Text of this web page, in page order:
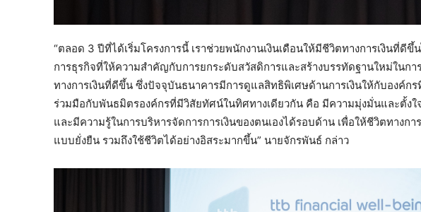
“ตลอด 3 ปีที่ได้เริ่มโครงการนี้ เราช่วยพนักงานเงินเดือนให้มีชีวิตทางการเงินที่ดี
การธุรกิจที่ให้ความสำคัญกับการยกระดับสวัสดิการและสร้างบรรทัดฐานใหม่ในกา
ทางการเงินที่ดีขึ้น ซึ่งปัจจุบันธนาคารมีการดูแลสิทธิพิเศษด้านการเงินให้กับองค์ก
ร่วมมือกับพันธมิตรองค์กรที่มีวิสัยทัศน์ในทิศทางเดียวกัน คือ มีความมุ่งมั่นและตั้งใ
และมีความรู้ในการบริหารจัดการการเงินของตนเองได้รอบด้าน เพื่อให้ชีวิตทางก
แบบยั่งยืน รวมถึงใช้ชีวิตได้อย่างอิสระมากขึ้น” นายจักรพันธ์ กล่าว